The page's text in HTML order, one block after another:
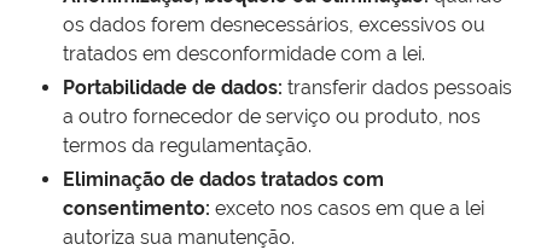
os dados forem desnecessários, excessivos ou
tratados em desconformidade com a lei.
Portabilidade de dados: transferir dados pessoais
a outro fornecedor de serviço ou produto, nos
termos da regulamentação.
Eliminação de dados tratados com
consentimento: exceto nos casos em que a lei
autoriza sua manutenção.